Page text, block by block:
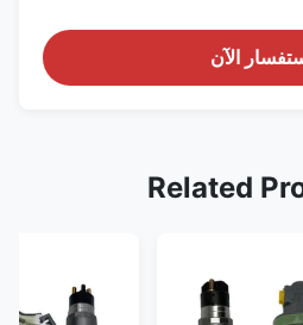
الآن
Related